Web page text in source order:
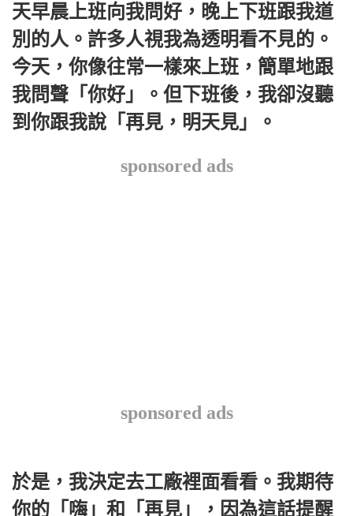
天早晨上班向我問好，晚上下班跟我道
別的人。許多人視我為透明看不見的。
今天，你像往常一樣來上班，簡單地跟
我問聲「你好」。但下班後，我卻沒聽
到你跟我說「再見，明天見」。
sponsored ads
sponsored ads
於是，我決定去工廠裡面看看。我期待
你的「嗨」和「再見」，因為這話提醒